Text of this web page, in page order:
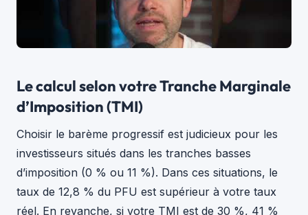
Le calcul selon votre Tranche Marginale
d’Imposition (TMI)
Choisir le barème progressif est judicieux pour les
investisseurs situés dans les tranches basses
d’imposition (0 % ou 11 %). Dans ces situations, le
taux de 12,8 % du PFU est supérieur à votre taux
réel. En revanche, si votre TMI est de 30 %, 41 %